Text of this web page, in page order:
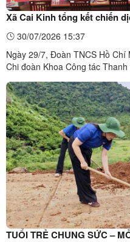
Xã Cai Kinh tổng kết chiến
30/07/2026 15:37
Ngày 29/7, Đoàn TNCS Hồ Chí
Chi đoàn Khoa Công tác
xanh” năm 2026 trên địa bàn
Thị Anh Thư, Bí thư Đảng ủy,
TUỔI TRẺ CHUNG SỨC –